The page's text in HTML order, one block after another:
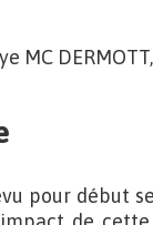
MC
pour début